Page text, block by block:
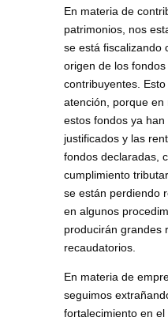
En materia de
patrimonios, nos
se está fiscalizando
origen de los
contribuyentes.
atención, porque en
estos fondos ya
justificados y las
fondos declaradas,
cumplimiento
se están perdiendo
en algunos
producirán grandes
recaudatorios.
En materia de
seguimos
fortalecimiento en